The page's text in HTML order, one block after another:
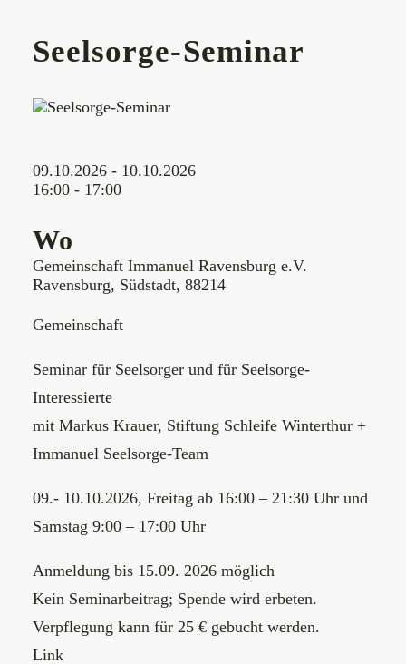
Seelsorge-Seminar
09.10.2026 - 10.10.2026
16:00 - 17:00
Wo
Gemeinschaft Immanuel Ravensburg e.V.
Ravensburg, Südstadt, 88214
Gemeinschaft
Seminar für Seelsorger und für Seelsorge-
Interessierte
mit Markus Krauer, Stiftung Schleife Winterthur +
Immanuel Seelsorge-Team
09.- 10.10.2026, Freitag ab 16:00 – 21:30 Uhr und
Samstag 9:00 – 17:00 Uhr
Anmeldung bis 15.09. 2026 möglich
Kein Seminarbeitrag; Spende wird erbeten.
Verpflegung kann für 25 € gebucht werden.
Link